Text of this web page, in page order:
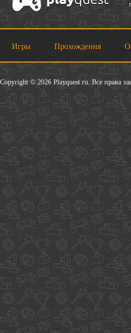
Игры Прохождения
Copyright © 2026 Playquest.ru. Все права